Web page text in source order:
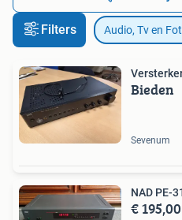
Filters Audio, Tv en
Bieden
Sevenum
NAD PE-
€ 195,00